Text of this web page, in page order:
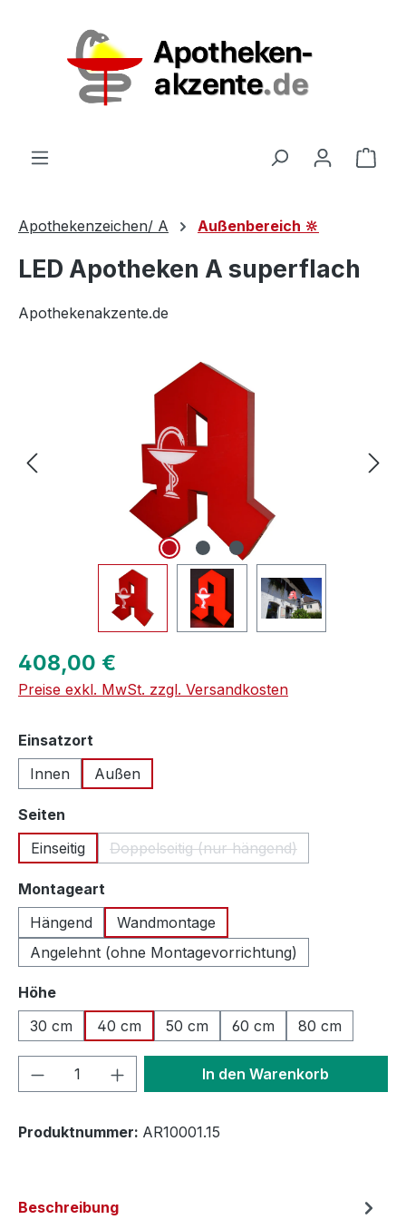
Apothekenzeichen/ A Außenbereich 🔆
LED Apotheken A superflach
Apothekenakzente.de
Regulärer Preis:
408,00 €
Preise exkl. MwSt. zzgl. Versandkosten
Einsatzort
Innen
Außen
Seiten
Einseitig
Doppelseitig (nur hängend)
(Diese Option ist zurzeit nicht
Montageart
Hängend
Wandmontage
Angelehnt (ohne Montagevorrichtung)
Höheauswählen
30 cm
40 cm 50 cm 60 cm 80 cm
Produkt Anzahl: Gib denIn den Warenkorb
Produktnummer: AR10001.15
Beschreibung